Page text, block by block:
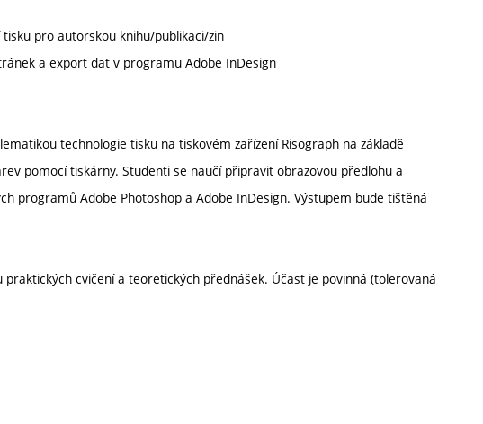
pro autorskou knihu/publikaci/zin
a export dat v programu Adobe InDesign
technologie tisku na tiskovém zařízení Risograph na základě
pomocí tiskárny. Studenti se naučí připravit obrazovou předlohu a
programů Adobe Photoshop a Adobe InDesign. Výstupem bude tištěná
praktických cvičení a teoretických přednášek. Účast je povinná (tolerovaná